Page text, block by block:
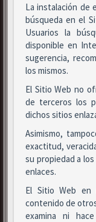
La instalación de
búsqueda en el
Usuarios la
disponible en
sugerencia,
los mismos.
El Sitio Web no
de terceros los
dichos sitios
Asimismo,
exactitud,
su propiedad a
enlaces.
El Sitio Web en
contenido de
examina ni